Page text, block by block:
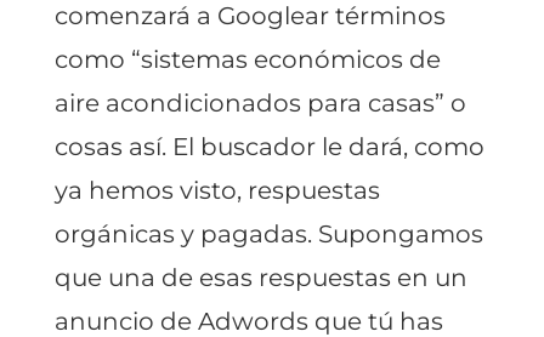
comenzará a Googlear términos
como “sistemas económicos de
aire acondicionados para casas” o
cosas así. El buscador le dará, como
ya hemos visto, respuestas
orgánicas y pagadas. Supongamos
que una de esas respuestas en un
anuncio de Adwords que tú has